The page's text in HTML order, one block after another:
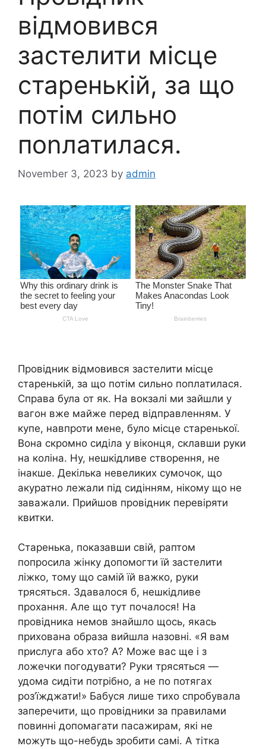
відмовився
застелити місце
старенькій, за що
потім сильно
поnлатилася.
November 3, 2023 by admin
Провідник відмовився застелити місце
старенькій, за що потім сильно поплатилася.
Справа була от як. На вокзалі ми зайшли у
вагон вже майже перед відправленням. У
купе, навпроти мене, було місце старенької.
Вона скромно сиділа у віконця, склавши руки
на коліна. Ну, нешкідливе створення, не
інакше. Декілька невеликих сумочок, що
акуратно лежали під сидінням, нікому що не
заважали. Прийшов провідник перевіряти
квитки.
Старенька, показавши свій, раптом
попросила жінку допомогти їй застелити
ліжко, тому що самій їй важко, руки
трясяться. Здавалося б, нешкідливе
прохання. Але що тут почалося! На
провідника немов знайшло щось, якась
прихована образа вийшла назовні. «Я вам
прислуга або хто? А? Може вас ще і з
ложечки погодувати? Руки трясяться —
удома сидіти потрібно, а не по потягах
роз’їжджати!» Бабуся лише тихо спробувала
заперечити, що провідники за правилами
повинні допомагати пасажирам, які не
можуть що-небудь зробити самі. А тітка